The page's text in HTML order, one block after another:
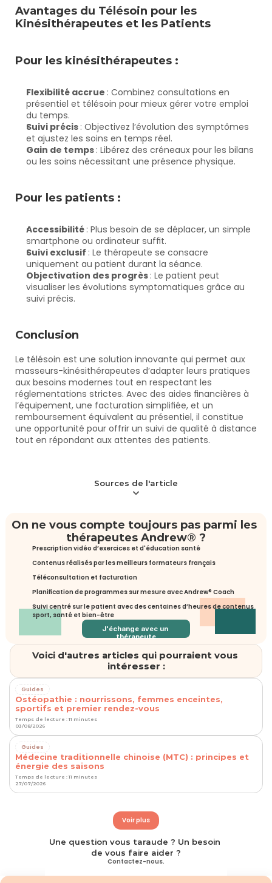
Avantages du Télésoin pour les
Kinésithérapeutes et les Patients
Pour les kinésithérapeutes :
Flexibilité accrue : Combinez consultations en
présentiel et télésoin pour mieux gérer votre emploi
du temps.
Suivi précis : Objectivez l’évolution des symptômes
et ajustez les soins en temps réel.
Gain de temps : Libérez des créneaux pour les bilans
ou les soins nécessitant une présence physique.
Pour les patients :
Accessibilité : Plus besoin de se déplacer, un simple
smartphone ou ordinateur suffit.
Suivi exclusif : Le thérapeute se consacre
uniquement au patient durant la séance.
Objectivation des progrès : Le patient peut
visualiser les évolutions symptomatiques grâce au
suivi précis.
Conclusion
Le télésoin est une solution innovante qui permet aux
masseurs-kinésithérapeutes d’adapter leurs pratiques
aux besoins modernes tout en respectant les
réglementations strictes. Avec des aides financières à
l’équipement, une facturation simplifiée, et un
remboursement équivalent au présentiel, il constitue
une opportunité pour offrir un suivi de qualité à distance
tout en répondant aux attentes des patients.
Sources de l'article
On ne vous compte toujours pas parmi les
thérapeutes Andrew® ?
Prescription vidéo d’exercices et d'éducation santé
Contenus réalisés par les meilleurs formateurs français
Téléconsultation et facturation
Planification de programmes sur mesure avec Andrew® Coach
Suivi centré sur le patient avec des centaines d’heures de contenus
sport, santé et bien-être
J'échange avec un
thérapeute
Voici d'autres articles qui pourraient vous
intéresser :
Guides
Ostéopathie : nourrissons, femmes enceintes,
sportifs et premier rendez-vous
Temps de lecture : 11 minutes
03/08/2026
Guides
Médecine traditionnelle chinoise (MTC) : principes et
énergie des saisons
Temps de lecture : 11 minutes
27/07/2026
Voir plus
Une question vous taraude ? Un besoin
de vous faire aider ?
Contactez-nous.